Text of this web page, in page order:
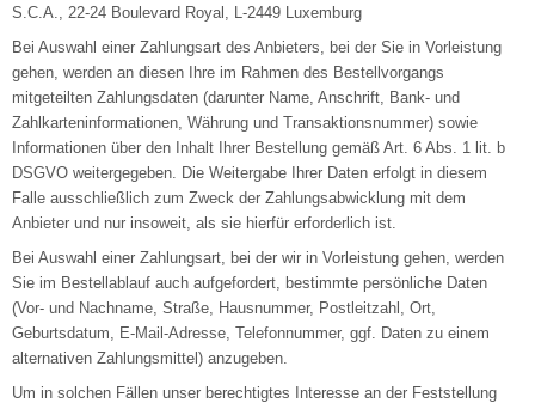
S.C.A., 22-24 Boulevard Royal, L-2449 Luxemburg
Bei Auswahl einer Zahlungsart des Anbieters, bei der Sie in Vorleistung
gehen, werden an diesen Ihre im Rahmen des Bestellvorgangs
mitgeteilten Zahlungsdaten (darunter Name, Anschrift, Bank- und
Zahlkarteninformationen, Währung und Transaktionsnummer) sowie
Informationen über den Inhalt Ihrer Bestellung gemäß Art. 6 Abs. 1 lit. b
DSGVO weitergegeben. Die Weitergabe Ihrer Daten erfolgt in diesem
Falle ausschließlich zum Zweck der Zahlungsabwicklung mit dem
Anbieter und nur insoweit, als sie hierfür erforderlich ist.
Bei Auswahl einer Zahlungsart, bei der wir in Vorleistung gehen, werden
Sie im Bestellablauf auch aufgefordert, bestimmte persönliche Daten
(Vor- und Nachname, Straße, Hausnummer, Postleitzahl, Ort,
Geburtsdatum, E-Mail-Adresse, Telefonnummer, ggf. Daten zu einem
alternativen Zahlungsmittel) anzugeben.
Um in solchen Fällen unser berechtigtes Interesse an der Feststellung